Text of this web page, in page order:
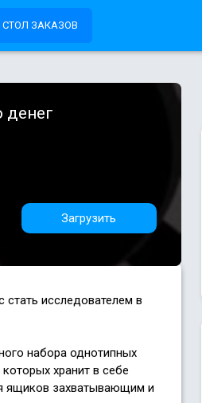
СТОЛ ЗАКАЗОВ
денег
Загрузить
стать исследователем в
набора однотипных
хранит в себе
ящиков захватывающим и